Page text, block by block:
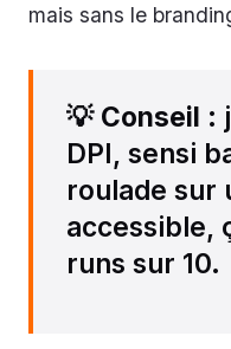
mais sans le
💡 Conseil :
DPI, sensi
roulade sur
accessible,
runs sur 10.